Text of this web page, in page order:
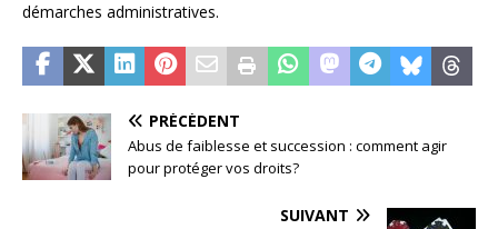
démarches administratives.
PRÉCÉDENT
Abus de faiblesse et succession : comment agir
pour protéger vos droits?
SUIVANT